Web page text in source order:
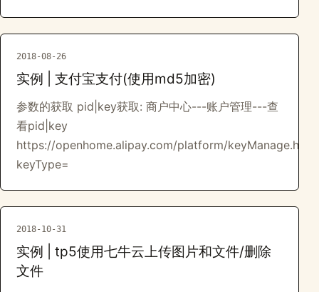
2018-08-26
实例 | 支付宝支付(使用md5加密)
参数的获取 pid|key获取: 商户中心---账户管理---查
看pid|key
https://openhome.alipay.com/platform/keyManage.htm?
keyType=
2018-10-31
实例 | tp5使用七牛云上传图片和文件/删除
文件